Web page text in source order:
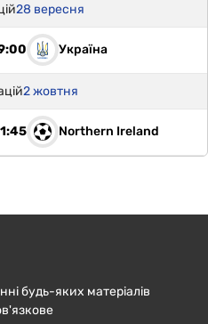
28 вересня
Україна
2 жовтня
Northern Ireland
будь-яких матеріалів